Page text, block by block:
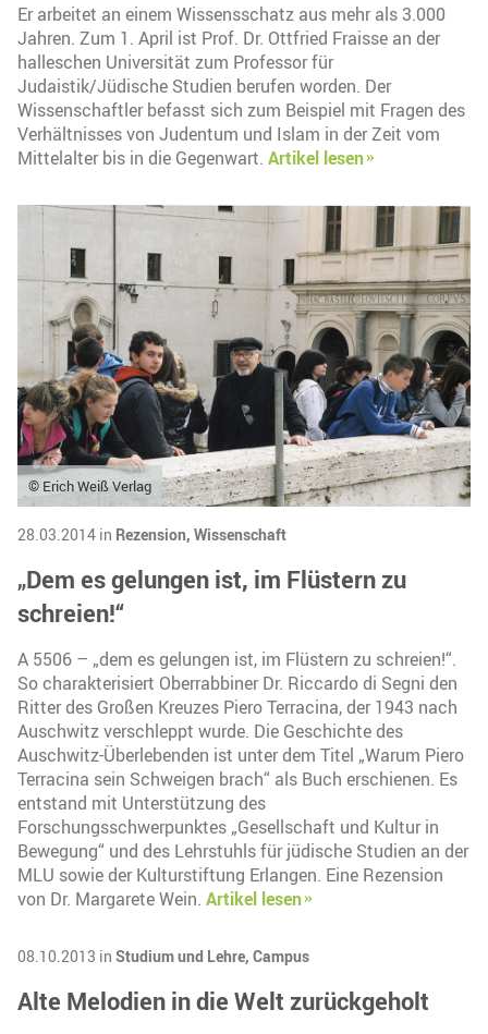
Er arbeitet an einem Wissensschatz aus mehr als 3.000
Jahren. Zum 1. April ist Prof. Dr. Ottfried Fraisse an der
halleschen Universität zum Professor für
Judaistik/Jüdische Studien berufen worden. Der
Wissenschaftler befasst sich zum Beispiel mit Fragen des
Verhältnisses von Judentum und Islam in der Zeit vom
Mittelalter bis in die Gegenwart. Artikel lesen
© Erich Weiß Verlag
28.03.2014 in Rezension, Wissenschaft
„Dem es gelungen ist, im Flüstern zu
schreien!“
A 5506 – „dem es gelungen ist, im Flüstern zu schreien!“.
So charakterisiert Oberrabbiner Dr. Riccardo di Segni den
Ritter des Großen Kreuzes Piero Terracina, der 1943 nach
Auschwitz verschleppt wurde. Die Geschichte des
Auschwitz-Überlebenden ist unter dem Titel „Warum Piero
Terracina sein Schweigen brach“ als Buch erschienen. Es
entstand mit Unterstützung des
Forschungsschwerpunktes „Gesellschaft und Kultur in
Bewegung“ und des Lehrstuhls für jüdische Studien an der
MLU sowie der Kulturstiftung Erlangen. Eine Rezension
von Dr. Margarete Wein. Artikel lesen
08.10.2013 in Studium und Lehre, Campus
Alte Melodien in die Welt zurückgeholt